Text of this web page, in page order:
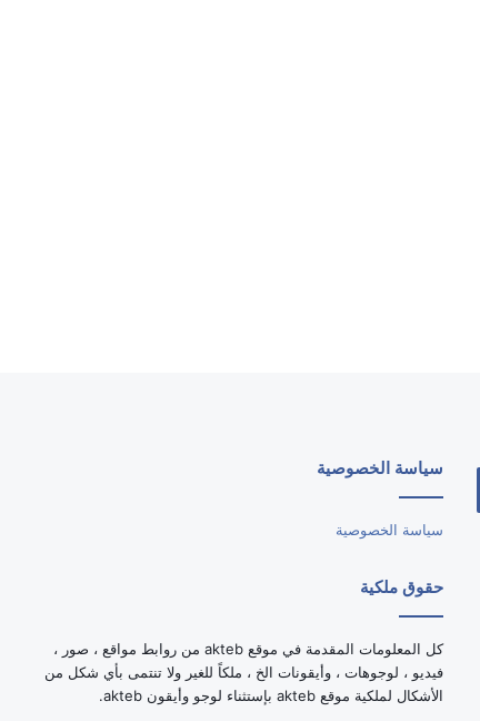
سياسة الخصوصية
سياسة الخصوصية
حقوق ملكية
كل المعلومات المقدمة في موقع akteb من روابط مواقع ، صور ،
فيديو ، لوجوهات ، وأيقونات الخ ، ملكاً للغير ولا تنتمى بأي شكل من
الأشكال لملكية موقع akteb بإستثناء لوجو وأيقون akteb.